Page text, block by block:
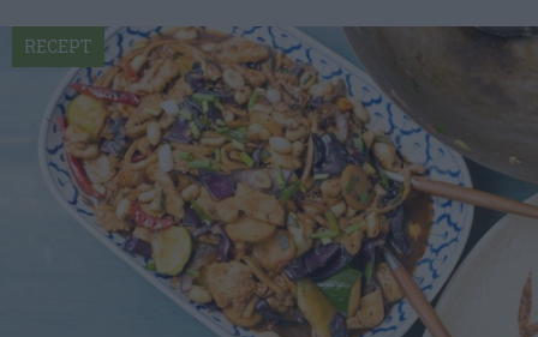
RECEPT